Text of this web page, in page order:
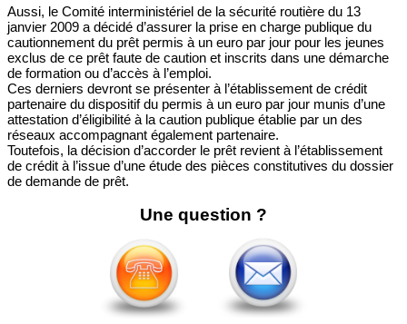
Aussi, le Comité interministériel de la sécurité routière du 13
janvier 2009 a décidé d’assurer la prise en charge publique du
cautionnement du prêt permis à un euro par jour pour les jeunes
exclus de ce prêt faute de caution et inscrits dans une démarche
de formation ou d’accès à l’emploi.
Ces derniers devront se présenter à l’établissement de crédit
partenaire du dispositif du permis à un euro par jour munis d’une
attestation d’éligibilité à la caution publique établie par un des
réseaux accompagnant également partenaire.
Toutefois, la décision d’accorder le prêt revient à l’établissement
de crédit à l’issue d’une étude des pièces constitutives du dossier
de demande de prêt.
Une question ?